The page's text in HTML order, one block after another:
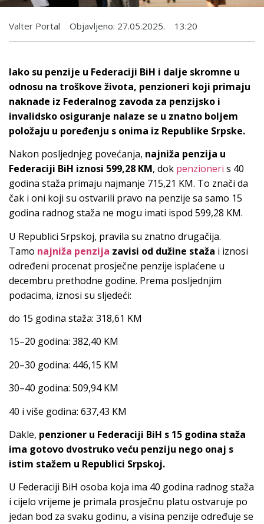
Valter Portal Objavljeno: 27.05.2025. 13:20
Iako su penzije u Federaciji BiH i dalje skromne u
odnosu na troškove života, penzioneri koji primaju
naknade iz Federalnog zavoda za penzijsko i
invalidsko osiguranje nalaze se u znatno boljem
položaju u poređenju s onima iz Republike Srpske.
Nakon posljednjeg povećanja, najniža penzija u
Federaciji BiH iznosi 599,28 KM, dok penzioneri s 40
godina staža primaju najmanje 715,21 KM. To znači da
čak i oni koji su ostvarili pravo na penzije sa samo 15
godina radnog staža ne mogu imati ispod 599,28 KM.
U Republici Srpskoj, pravila su znatno drugačija.
Tamo najniža penzija zavisi od dužine staža i iznosi
određeni procenat prosječne penzije isplaćene u
decembru prethodne godine. Prema posljednjim
podacima, iznosi su sljedeći:
do 15 godina staža: 318,61 KM
15–20 godina: 382,40 KM
20–30 godina: 446,15 KM
30–40 godina: 509,94 KM
40 i više godina: 637,43 KM
Dakle, penzioner u Federaciji BiH s 15 godina staža
ima gotovo dvostruko veću penziju nego onaj s
istim stažem u Republici Srpskoj.
U Federaciji BiH osoba koja ima 40 godina radnog staža
i cijelo vrijeme je primala prosječnu platu ostvaruje po
jedan bod za svaku godinu, a visina penzije određuje se